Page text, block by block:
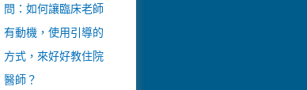
問：如何讓臨床老師
有動機，使用引導的
方式，來好好教住院
醫師？